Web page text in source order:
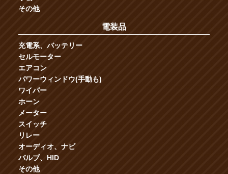
その他
電装品
充電系、バッテリー
セルモーター
エアコン
パワーウィンドウ(手動も)
ワイパー
ホーン
メーター
スイッチ
リレー
オーディオ、ナビ
バルブ、HID
その他